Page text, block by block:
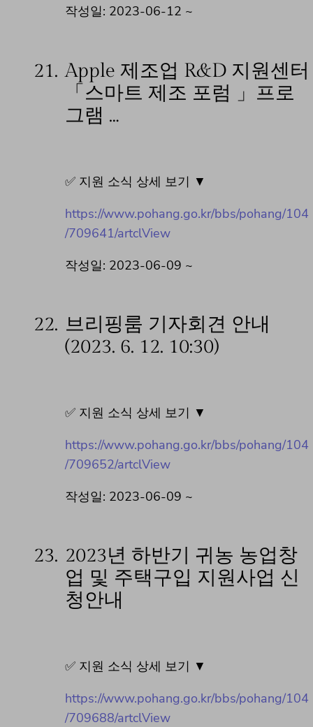
작성일: 2023-06-12 ~
21. Apple 제조업 R&D 지원센터
「스마트 제조 포럼 」프로
그램 …
✅ 지원 소식 상세 보기 ▼
https://www.pohang.go.kr/bbs/pohang/104
/709641/artclView
작성일: 2023-06-09 ~
22. 브리핑룸 기자회견 안내
(2023. 6. 12. 10:30)
✅ 지원 소식 상세 보기 ▼
https://www.pohang.go.kr/bbs/pohang/104
/709652/artclView
작성일: 2023-06-09 ~
23. 2023년 하반기 귀농 농업창
업 및 주택구입 지원사업 신
청안내
✅ 지원 소식 상세 보기 ▼
https://www.pohang.go.kr/bbs/pohang/104
/709688/artclView